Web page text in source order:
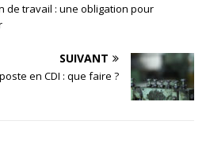
de travail : une obligation pour
SUIVANT
en CDI : que faire ?